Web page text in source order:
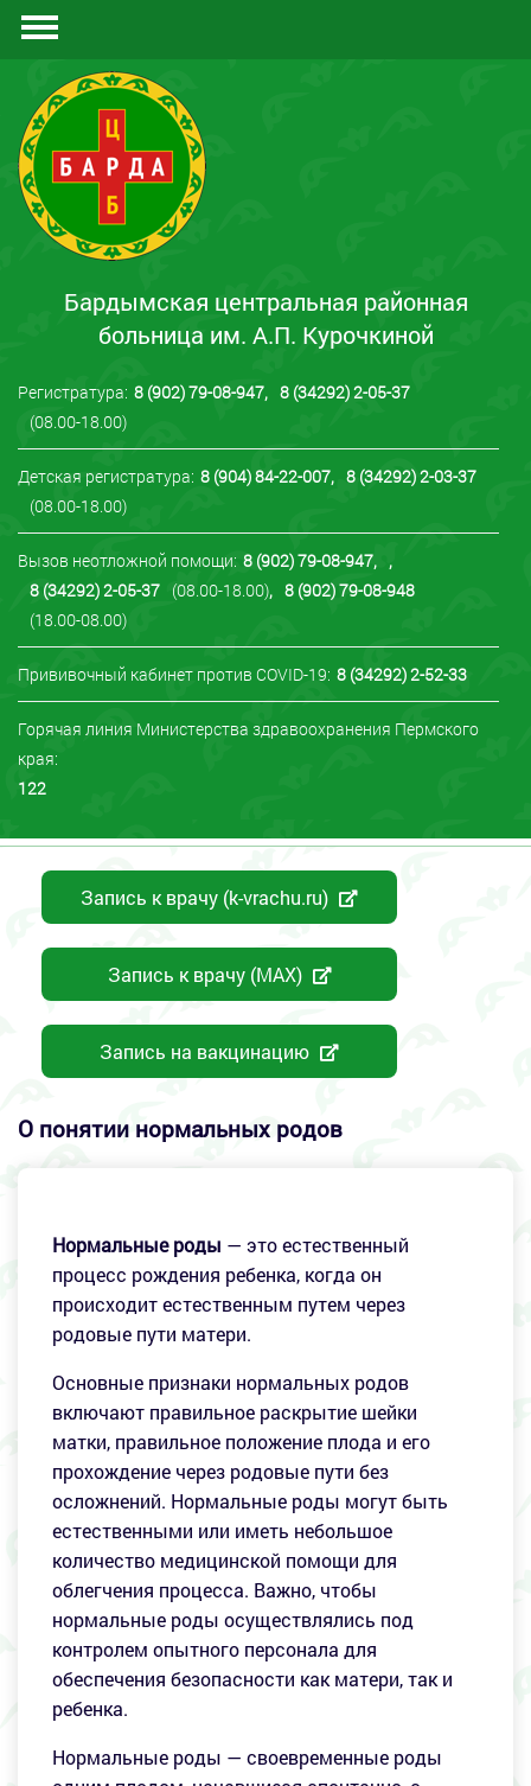
Контакты
Бардымская центральная районная
больница им. А.П. Курочкиной
Регистратура: 8 (902) 79-08-947, 8 (34292) 2-05-37
(08.00-18.00)
Детская регистратура: 8 (904) 84-22-007, 8 (34292) 2-03-37
(08.00-18.00)
Вызов неотложной помощи: 8 (902) 79-08-947, ,
8 (34292) 2-05-37 (08.00-18.00), 8 (902) 79-08-948
(18.00-08.00)
Прививочный кабинет против COVID-19: 8 (34292) 2-52-33
Горячая линия Министерства здравоохранения Пермского
края:
122
Запись к врачу (k-vrachu.ru)
Запись к врачу (MAX)
Запись на вакцинацию
О понятии нормальных родов
Нормальные роды — это естественный
процесс рождения ребенка, когда он
происходит естественным путем через
родовые пути матери.
Основные признаки нормальных родов
включают правильное раскрытие шейки
матки, правильное положение плода и его
прохождение через родовые пути без
осложнений. Нормальные роды могут быть
естественными или иметь небольшое
количество медицинской помощи для
облегчения процесса. Важно, чтобы
нормальные роды осуществлялись под
контролем опытного персонала для
обеспечения безопасности как матери, так и
ребенка.
Нормальные роды — своевременные роды